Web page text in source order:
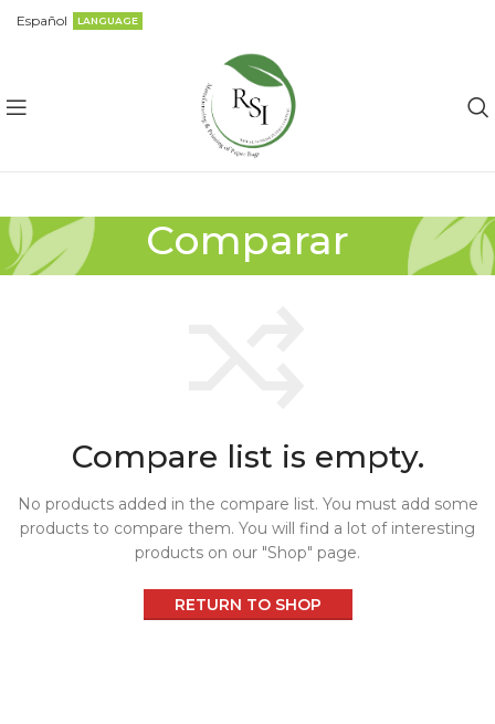
Español LANGUAGE
Comparar
Compare list is empty.
No products added in the compare list. You must add some
products to compare them. You will find a lot of interesting
products on our "Shop" page.
RETURN TO SHOP